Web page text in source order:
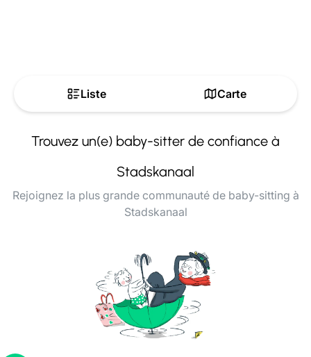
Liste Carte
Trouvez un(e) baby-sitter de confiance à
Stadskanaal
Rejoignez la plus grande communauté de baby-sitting à
Stadskanaal